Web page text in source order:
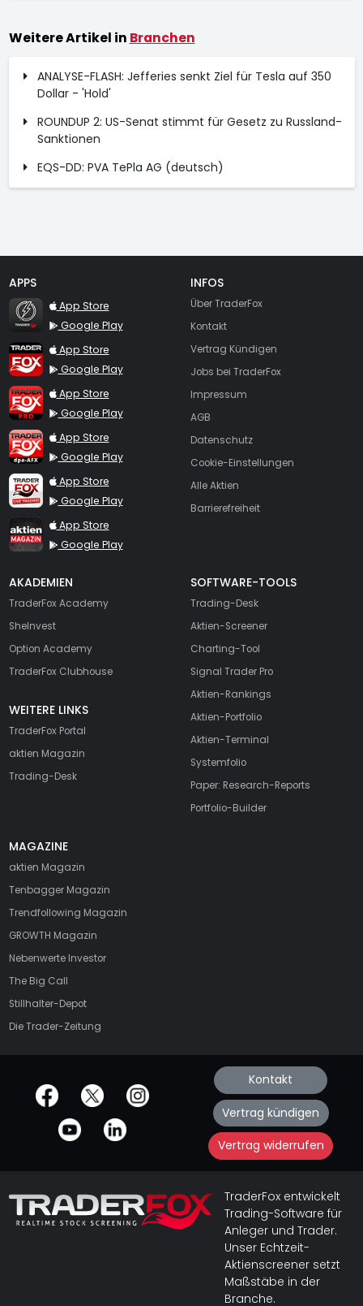
Weitere Artikel in Branchen
ANALYSE-FLASH: Jefferies senkt Ziel für Tesla auf 350
Dollar - 'Hold'
ROUNDUP 2: US-Senat stimmt für Gesetz zu Russland-
Sanktionen
EQS-DD: PVA TePla AG (deutsch)
APPS
TraderFox Flash
App Store
Google Play
TraderFox App
App Store
Google Play
TraderFox Pro
App Store
Google Play
TraderFox dpa-AFX ProFeed
App Store
Google Play
TraderFox Live Trading
App Store
Google Play
TraderFox aktien Magazin
App Store
Google Play
INFOS
Über TraderFox
Kontakt
Vertrag Kündigen
Jobs bei TraderFox
Impressum
AGB
Datenschutz
Cookie-Einstellungen
Alle Aktien
Barrierefreiheit
AKADEMIEN
TraderFox Academy
SheInvest
Option Academy
TraderFox Clubhouse
WEITERE LINKS
TraderFox Portal
aktien Magazin
Trading-Desk
SOFTWARE-TOOLS
Trading-Desk
Aktien-Screener
Charting-Tool
Signal Trader Pro
Aktien-Rankings
Aktien-Portfolio
Aktien-Terminal
Systemfolio
Paper: Research-Reports
Portfolio-Builder
MAGAZINE
aktien Magazin
Tenbagger Magazin
Trendfollowing Magazin
GROWTH Magazin
Nebenwerte Investor
The Big Call
Stillhalter-Depot
Die Trader-Zeitung
offizielle Social Media-Accounts Kontakt
Vertrag kündigen
Vertrag widerrufen
TraderFox entwickelt
Trading-Software für
Anleger und Trader.
Unser Echtzeit-
Aktienscreener setzt
Maßstäbe in der
Branche.